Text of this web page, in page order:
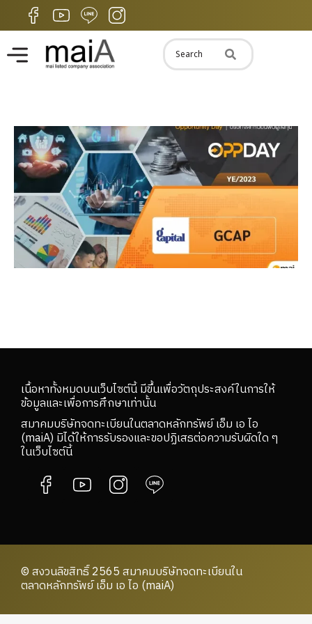
เนื้อหาทั้งหมดบนเว็บไซต์นี้ มีขึ้นเพื่อวัตถุประสงค์ในการให้
ข้อมูลและเพื่อการศึกษาเท่านั้น
สมาคมบริษัทจดทะเบียนในตลาดหลักทรัพย์ เอ็ม เอ ไอ
(maiA) มิได้ให้การรับรองและขอปฏิเสธต่อความรับผิดใด ๆ
ในเว็บไซต์นี้
© สงวนลิขสิทธิ์ 2565 สมาคมบริษัทจดทะเบียนใน
ตลาดหลักทรัพย์ เอ็ม เอ ไอ (maiA)